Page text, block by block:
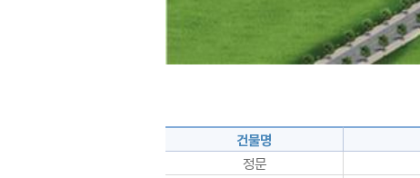
건물명
정문